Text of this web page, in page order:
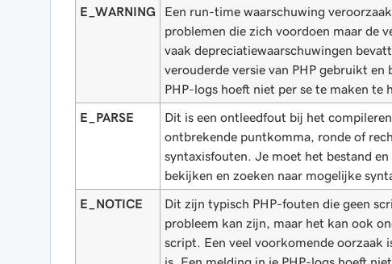
E_WARNING
Een run-time waarschuwing
problemen die zich voordoen maar de
vaak depreciatiewaarschuwingen
verouderde versie van PHP gebruikt
PHP-logs hoeft niet per se te maken te
E_PARSE
Dit is een ontleedfout bij het
ontbrekende puntkomma, ronde of
syntaxisfouten. Je moet het bestand
bekijken en zoeken naar mogelijke
E_NOTICE
Dit zijn typisch PHP-fouten die geen
probleem kan zijn, maar het kan ook
script. Een veel voorkomende oorzaak